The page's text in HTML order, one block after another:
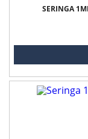
SERINGA